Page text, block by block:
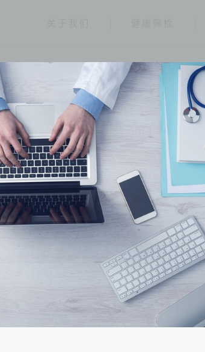
健康报报
全部 健康情报 友善连结